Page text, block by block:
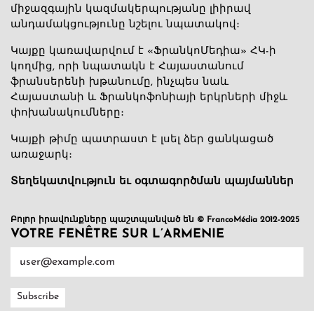
միջազգային կազմակերպությանը լիիրավ
անդամակցությունը նշելու նպատակով։
Կայքը կառավարվում է «ՖրանկոՄեդիա» ՀԿ-ի
կողմից, որի նպատակն է Հայաստանում
ֆրանսերենի խթանումը, ինչպես նաև
Հայաստանի և Ֆրանկոֆոնիայի երկրների միջև
փոխանակումները։
Կայքի թիմը պատրաստ է լսել ձեր ցանկացած
առաջարկ։
Տեղեկատվություն եւ օգտագործման պայմաններ
Բոլոր իրավունքները պաշտպանված են © FrancoMédia 2012-2025
VOTRE FENÊTRE SUR L’ARMENIE